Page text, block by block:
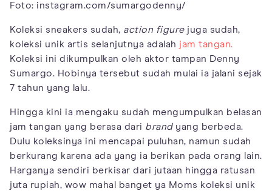
Foto: instagram.com/sumargodenny/
Koleksi sneakers sudah, action figurejuga sudah,
koleksi unik artis selanjutnya adalah jam tangan.
Koleksi ini dikumpulkan oleh aktor tampan Denny
Sumargo. Hobinya tersebut sudah mulai ia jalani sejak
7 tahun yang lalu.
Hingga kini ia mengaku sudah mengumpulkan belasan
jam tangan yang berasa dari brandyang berbeda.
Dulu koleksinya ini mencapai puluhan, namun sudah
berkurang karena ada yang ia berikan pada orang lain.
Harganya sendiri berkisar dari jutaan hingga ratusan
juta rupiah, wow mahal banget ya Moms koleksi unik